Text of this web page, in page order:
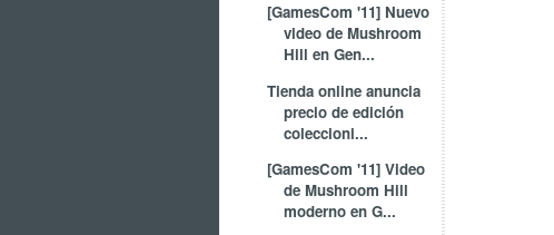
[GamesCom '11] Nuevo
video de Mushroom
Hill en Gen...
Tienda online anuncia
precio de edición
coleccioni...
[GamesCom '11] Video
de Mushroom Hill
moderno en G...